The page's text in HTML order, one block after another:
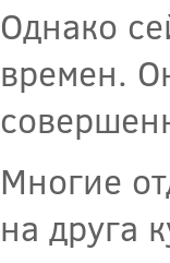
Однако
времен.
Многие
на друга